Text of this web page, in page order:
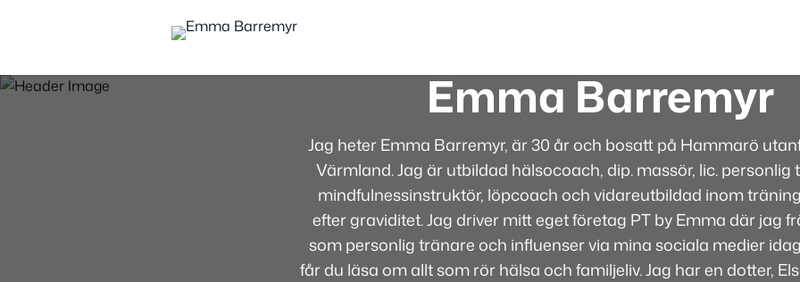
Emma Barremyr
Jag heter Emma Barremyr, är 30 år och bosatt på Hammarö
Värmland. Jag är utbildad hälsocoach, dip. massör, lic. personlig
mindfulnessinstruktör, löpcoach och vidareutbildad inom
efter graviditet. Jag driver mitt eget företag PT by Emma där jag
som personlig tränare och influenser via mina sociala medier
får du läsa om allt som rör hälsa och familjeliv. Jag har en dotter,